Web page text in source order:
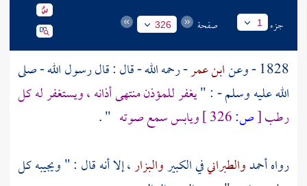
جزء 1 صفحة 326
1828 - وعن ابن عمر- رحمه الله - قال : قال رسول الله - صلى
الله عليه وسلم - : "يغفر للمؤذن منتهى أذانه ، ويستغفر له كل
رطب[ص: ويابس سمع صوته " .
رواهأحمدوالطبرانيفي الكبيروالبزار، إلا أنه قال : " ويجيبه كل